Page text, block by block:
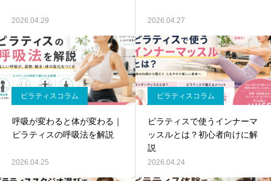
2026.04.29 2026.04.27
ピラティスコラム
呼吸が変わると体が変わる｜
ピラティスの呼吸法を解説
2026.04.25
ピラティスコラム
ピラティスで使うインナーマ
ッスルとは？初心者向けに解
説
2026.04.24